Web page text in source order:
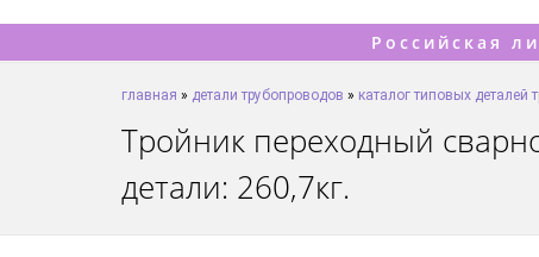
Российская
главная » детали трубопроводов » каталог типовых деталей
Тройник переходный
детали: 260,7кг.